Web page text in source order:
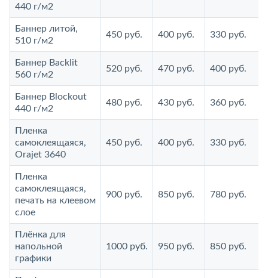
440 г/м2
Баннер литой,
510 г/м2
450 руб. 400 руб. 330 руб.
Баннер Backlit
560 г/м2
520 руб. 470 руб. 400 руб.
Баннер Blockout
440 г/м2
480 руб. 430 руб. 360 руб.
Пленка
самоклеящаяся,
Orajet 3640
450 руб. 400 руб. 330 руб.
Пленка
самоклеящаяся,
печать на клеевом
слое
900 руб. 850 руб. 780 руб.
Плёнка для
напольной
графики
1000 руб. 950 руб. 850 руб.